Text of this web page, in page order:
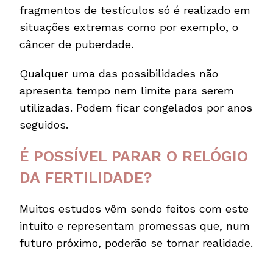
fragmentos de testículos só é realizado em
situações extremas como por exemplo, o
câncer de puberdade.
Qualquer uma das possibilidades não
apresenta tempo nem limite para serem
utilizadas. Podem ficar congelados por anos
seguidos.
É POSSÍVEL PARAR O RELÓGIO
DA FERTILIDADE?
Muitos estudos vêm sendo feitos com este
intuito e representam promessas que, num
futuro próximo, poderão se tornar realidade.